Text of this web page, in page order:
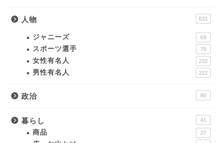
人物 631
ジャニーズ 69
スポーツ選手 79
女性有名人 232
男性有名人 222
政治 80
暮らし 41
商品 27